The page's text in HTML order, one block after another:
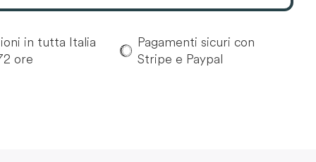
in tutta Italia
ore
Pagamenti sicuri con
Stripe e Paypal